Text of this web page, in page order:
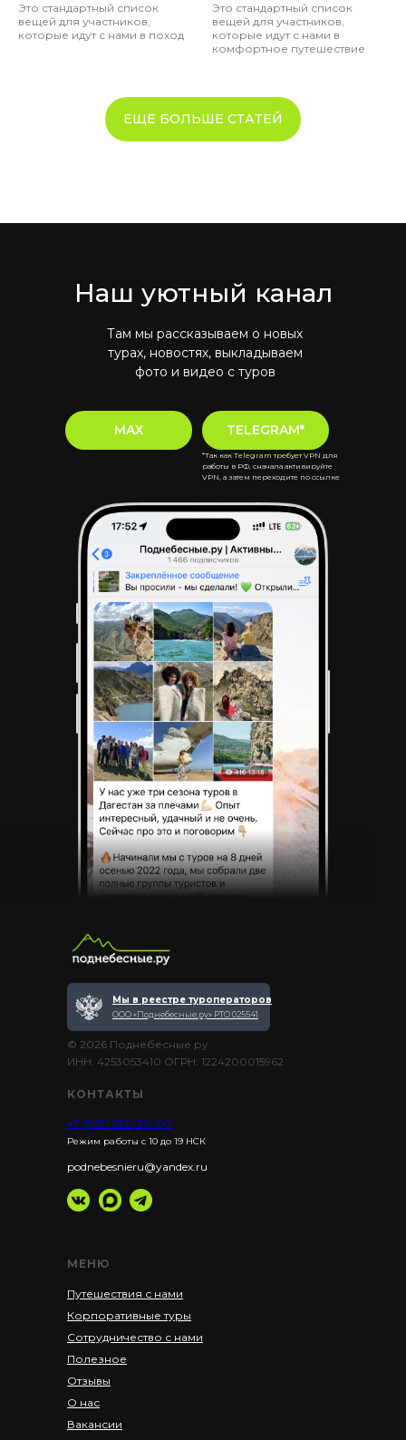
Это стандартный список
вещей для участников,
которые идут с нами в поход
Это стандартный список
вещей для участников,
которые идут с нами в
комфортное путешествие
ЕЩЕ БОЛЬШЕ СТАТЕЙ
Наш уютный канал
Там мы рассказываем о новых
турах, новостях, выкладываем
фото и видео с туров
TELEGRAM*
MAX
*Так как Telegram требует VPN для
работы в РФ, сначала активируйте
VPN, а затем переходите по ссылке
КОНТАКТЫ
+7 (923) 230-30-00
Режим работы с 10 до 19 НСК
podnebesnieru@yandex.ru
МЕНЮ
Путешествия с нами
Корпоративные туры
Сотрудничество с нами
Полезное
Отзывы
О нас
Вакансии
© 2026 Поднебесные.ру
Мы в реестре туроператоров
ООО «Поднебесные.ру» РТО 025541
ИНН: 4253053410 ОГРН: 1224200015962